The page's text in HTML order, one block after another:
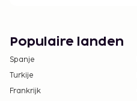
Populaire landen
Spanje
Turkije
Frankrijk